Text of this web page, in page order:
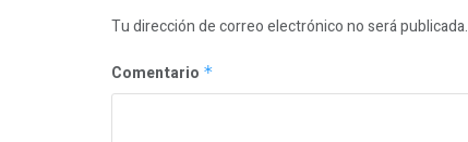
Tu dirección de correo electrónico no será publicada.
Comentario *